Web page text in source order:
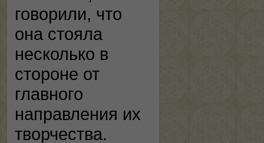
говорили, что
она стояла
несколько в
стороне от
главного
направления их
творчества.